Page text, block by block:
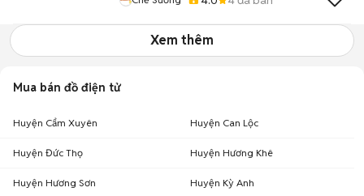
Xem thêm
Mua bán đồ điện tử
Huyện Cẩm Xuyên Huyện Can Lộc
Huyện Đức Thọ Huyện Hương Khê
Huyện Hương Sơn Huyện Kỳ Anh